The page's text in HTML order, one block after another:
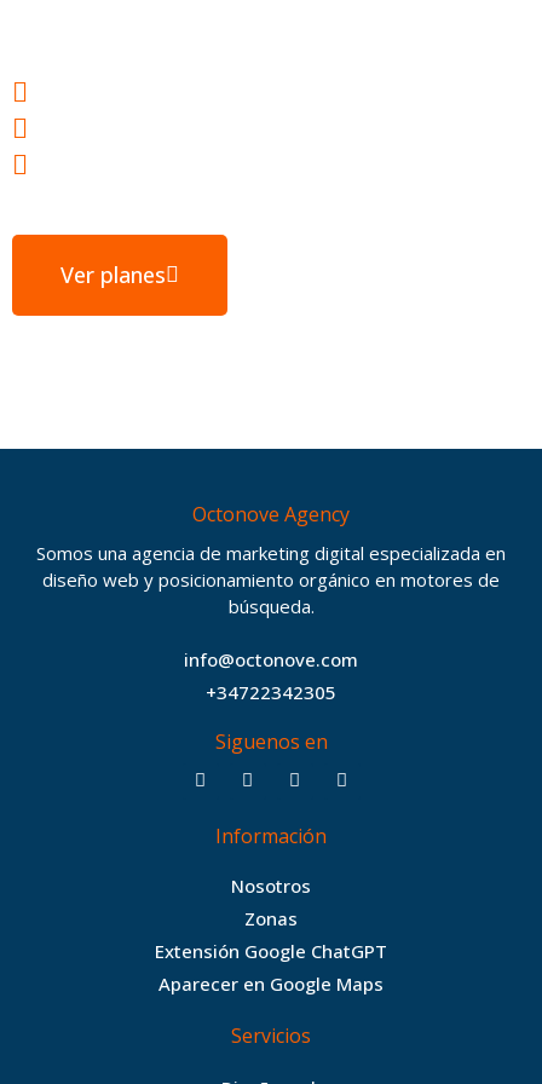
Ver planes
Octonove Agency
Somos una agencia de marketing digital especializada en
diseño web y posicionamiento orgánico en motores de
búsqueda.
info@octonove.com
+34722342305
Siguenos en
F
k
T
i
t
e
I
s
a
a
m
B
Información
Nosotros
Zonas
Extensión Google ChatGPT
Aparecer en Google Maps
Servicios